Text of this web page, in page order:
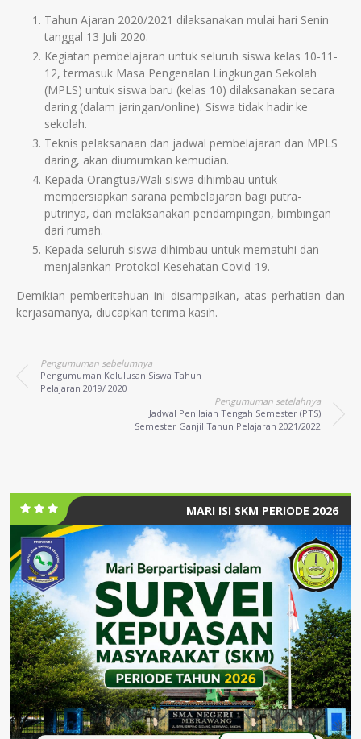
Tahun Ajaran 2020/2021 dilaksanakan mulai hari Senin
tanggal 13 Juli 2020.
Kegiatan pembelajaran untuk seluruh siswa kelas 10-11-
12, termasuk Masa Pengenalan Lingkungan Sekolah
(MPLS) untuk siswa baru (kelas 10) dilaksanakan secara
daring (dalam jaringan/online). Siswa tidak hadir ke
sekolah.
Teknis pelaksanaan dan jadwal pembelajaran dan MPLS
daring, akan diumumkan kemudian.
Kepada Orangtua/Wali siswa dihimbau untuk
mempersiapkan sarana pembelajaran bagi putra-
putrinya, dan melaksanakan pendampingan, bimbingan
dari rumah.
Kepada seluruh siswa dihimbau untuk mematuhi dan
menjalankan Protokol Kesehatan Covid-19.
Demikian pemberitahuan ini disampaikan, atas perhatian dan
kerjasamanya, diucapkan terima kasih.
Pengumuman sebelumnya
Pengumuman Kelulusan Siswa Tahun
Pelajaran 2019/ 2020
Pengumuman setelahnya
Jadwal Penilaian Tengah Semester (PTS)
Semester Ganjil Tahun Pelajaran 2021/2022
MARI ISI SKM PERIODE 2026